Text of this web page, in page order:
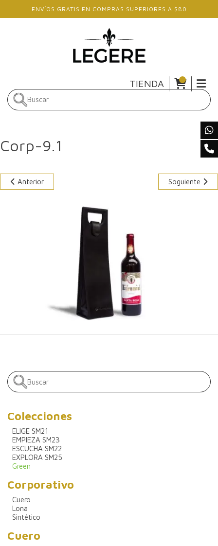
Skip to main content
ENVÍOS GRATIS EN COMPRAS SUPERIORES A $80
TIENDA
Corp-9.1
Anterior Soguiente
Colecciones
ELIGE SM21
EMPIEZA SM23
ESCUCHA SM22
EXPLORA SM25
Green
Corporativo
Cuero
Lona
Sintético
Cuero